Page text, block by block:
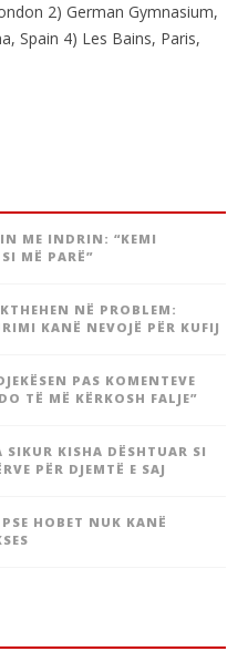
2) German Gymnasium,
Spain 4) Les Bains, Paris,
ME INDRIN: “KEMI
MË PARË”
NË PROBLEM:
KANË NEVOJË PËR KUFIJ
PAS KOMENTEVE
TË MË KËRKOSH FALJE”
SIKUR KISHA DËSHTUAR SI
PËR DJEMTË E SAJ
HOBET NUK KANË